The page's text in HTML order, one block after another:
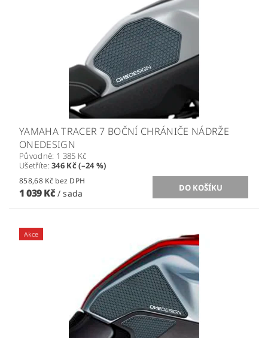
YAMAHA TRACER 7 BOČNÍ CHRÁNIČE NÁDRŽE
ONEDESIGN
Původně: 1 385 Kč
Ušetříte:346 Kč (–24 %)
858,68 Kč bez DPH
1 039 Kč / sada
Akce